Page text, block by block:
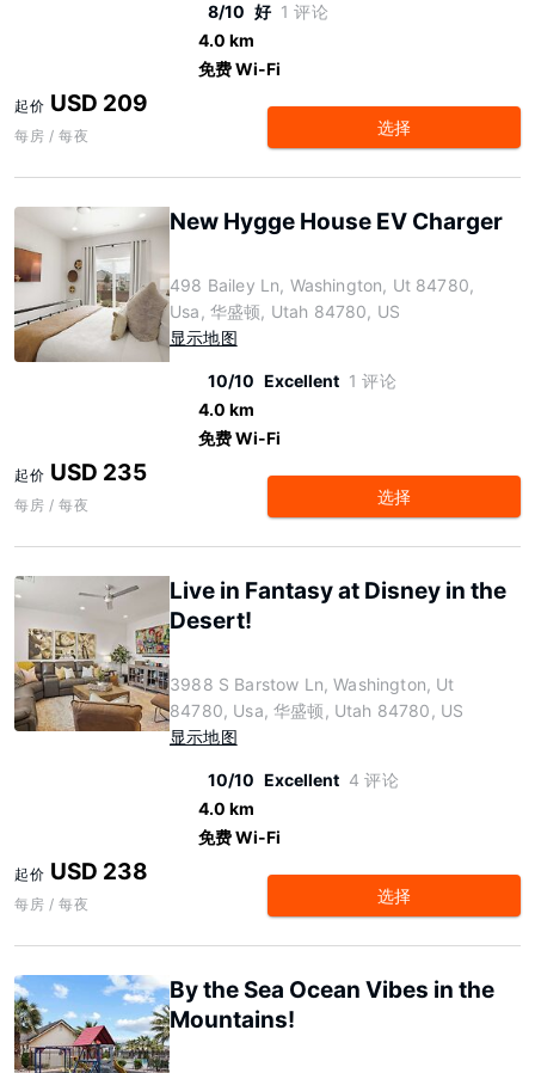
8/10 好 1 评论
4.0 km
免费 Wi-Fi
起价 USD 209
每房 / 每夜 选择
New Hygge House EV Charger
498 Bailey Ln, Washington, Ut 84780,
Usa, 华盛顿, Utah 84780, US
显示地图
10/10 Excellent 1 评论
4.0 km
免费 Wi-Fi
起价 USD 235
每房 / 每夜 选择
Live in Fantasy at Disney in the
Desert!
3988 S Barstow Ln, Washington, Ut
84780, Usa, 华盛顿, Utah 84780, US
显示地图
10/10 Excellent 4 评论
4.0 km
免费 Wi-Fi
起价 USD 238
每房 / 每夜 选择
By the Sea Ocean Vibes in the
Mountains!